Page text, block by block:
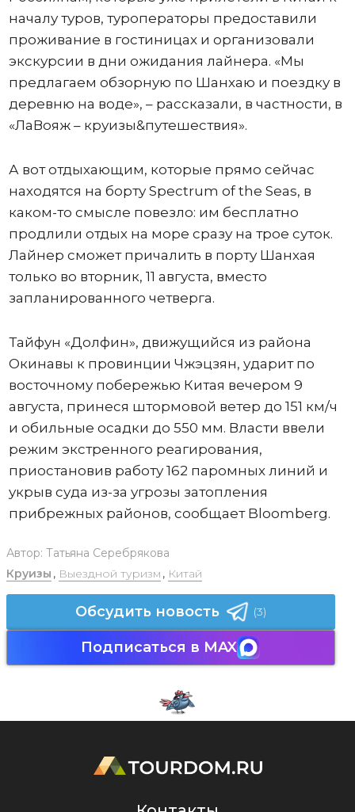
началу туров, туроператоры предоставили
проживание в гостиницах и организовали
экскурсии в дни ожидания лайнера. «Мы
предлагаем обзорную по Шанхаю и поездку в
деревню на воде», – рассказали, в частности, в
«ЛаВояж – круизы&путешествия».
А вот отдыхающим, которые прямо сейчас
находятся на борту Spectrum of the Seas, в
каком-то смысле повезло: им бесплатно
продлили отдых на море сразу на трое суток.
Лайнер сможет причалить в порту Шанхая
только во вторник, 11 августа, вместо
запланированного четверга.
Тайфун «Долфин», движущийся из района
Окинавы к провинции Чжэцзян, ударит по
восточному побережью Китая вечером 9
августа, принеся штормовой ветер до 151 км/ч
и обильные осадки до 550 мм. Власти ввели
режим экстренного реагирования,
приостановив работу 162 паромных линий и
укрыв суда из-за угрозы затопления
прибрежных районов, сообщает Bloomberg.
Автор: Татьяна Серебрякова
Круизы , Выездной туризм , Китай
Обсудить новость (3)
Подписаться в MAX